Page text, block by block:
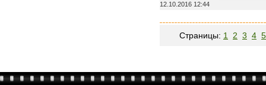
12.10.2016 12:44
Страницы: 1 2 3 4 5